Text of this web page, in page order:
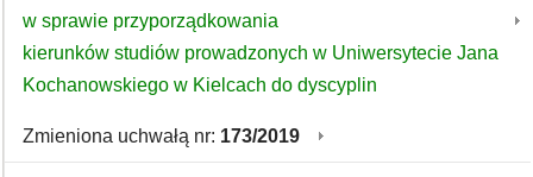
w sprawie przyporządkowania
kierunków studiów prowadzonych w Uniwersytecie Jana
Kochanowskiego w Kielcach do dyscyplin
Zmieniona uchwałą nr: 173/2019